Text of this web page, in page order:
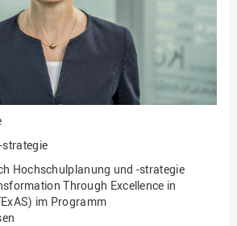
und
Hochschulplanung und -strategie
Through Excellence in
im Programm